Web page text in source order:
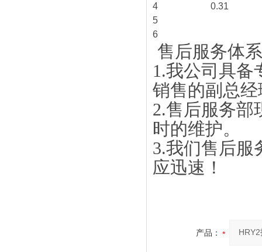
0.31
4
5
6
售后服务体
1.我公司具备
销售的副总
2.售后服务部
时的维护。
3.我们售后服
应迅速！
产品：